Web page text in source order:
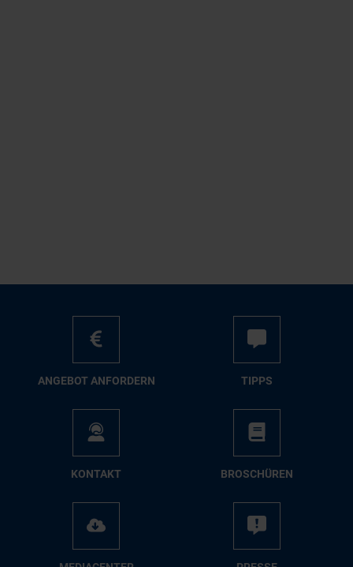
AN­GE­BOT AN­FOR­DERN TIPPS
KON­TAKT BRO­SCHÜ­REN